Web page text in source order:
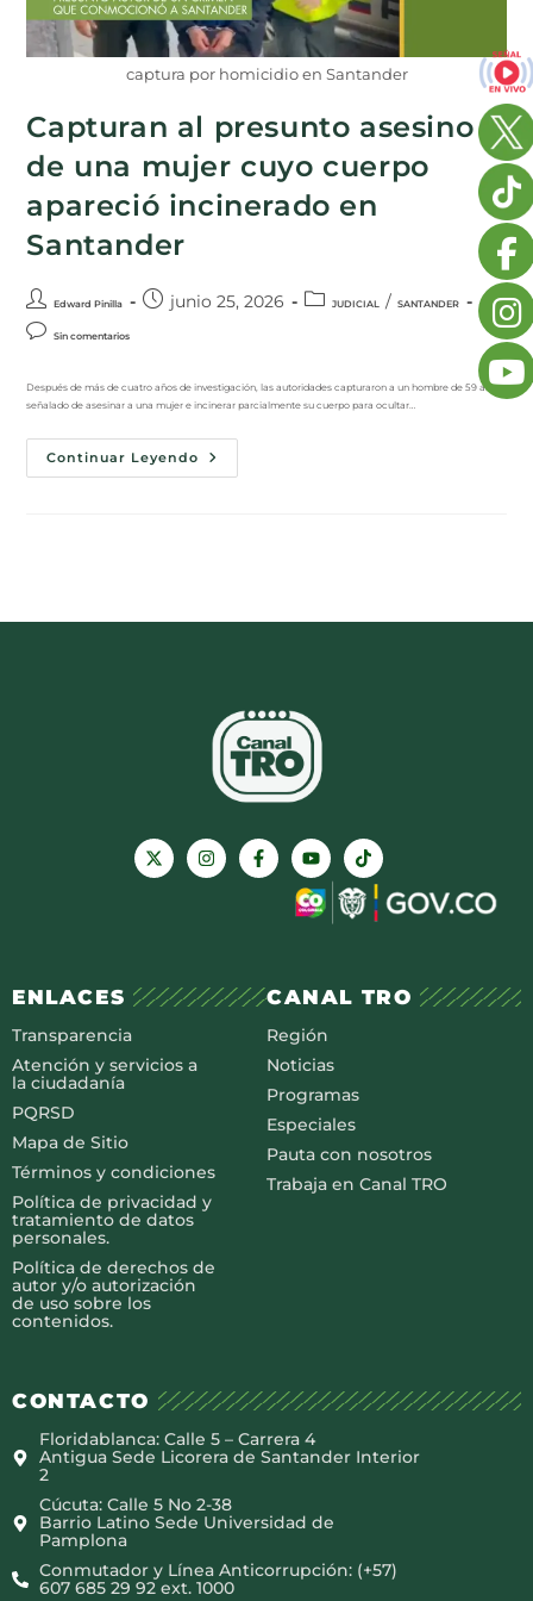
captura por homicidio en Santander
Capturan al presunto asesino
de una mujer cuyo cuerpo
apareció incinerado en
Santander
Edward Pinilla junio 25, 2026 JUDICIAL / SANTANDER
Sin comentarios
Después de más de cuatro años de investigación, las autoridades capturaron a un hombre de 59 años
señalado de asesinar a una mujer e incinerar parcialmente su cuerpo para ocultar…
Continuar Leyendo
ENLACES
Transparencia
Atención y servicios a
la ciudadanía
PQRSD
Mapa de Sitio
Términos y condiciones
Política de privacidad y
tratamiento de datos
personales.
Política de derechos de
autor y/o autorización
de uso sobre los
contenidos.
CANAL TRO
Región
Noticias
Programas
Especiales
Pauta con nosotros
Trabaja en Canal TRO
CONTACTO
Floridablanca: Calle 5 – Carrera 4
Antigua Sede Licorera de Santander Interior
2
Cúcuta: Calle 5 No 2-38
Barrio Latino Sede Universidad de
Pamplona
Conmutador y Línea Anticorrupción: (+57)
607 685 29 92 ext. 1000